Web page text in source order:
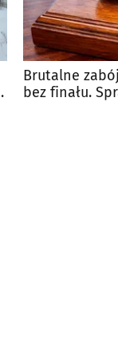
Brutalne
bez finału.